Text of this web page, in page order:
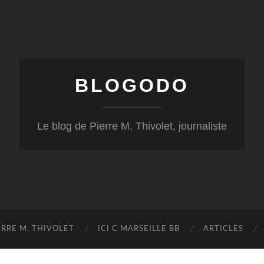
BLOGODO
Le blog de Pierre M. Thivolet, journaliste
M. THIVOLET ICI C MARSEILLE BB ARTICLES